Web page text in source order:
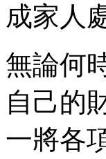
成家人
無論何
自己的
一將各